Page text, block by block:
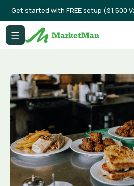
Get started with FREE setup ($1,500